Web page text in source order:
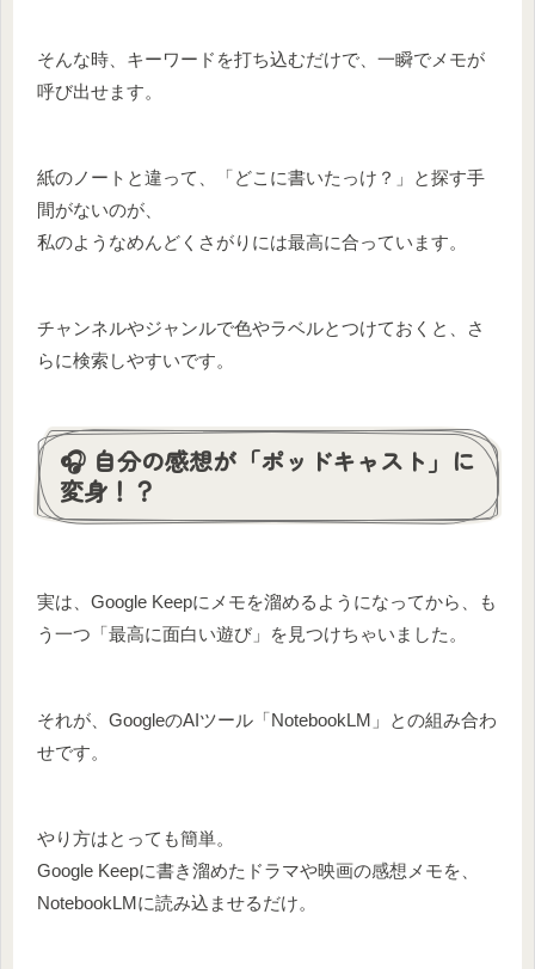
そんな時、キーワードを打ち込むだけで、一瞬でメモが
呼び出せます。
紙のノートと違って、「どこに書いたっけ？」と探す手
間がないのが、
私のようなめんどくさがりには最高に合っています。
チャンネルやジャンルで色やラベルとつけておくと、さ
らに検索しやすいです。
🎧 自分の感想が「ポッドキャスト」に
変身！？
実は、Google Keepにメモを溜めるようになってから、も
う一つ「最高に面白い遊び」を見つけちゃいました。
それが、GoogleのAIツール「NotebookLM」との組み合わ
せです。
やり方はとっても簡単。
Google Keepに書き溜めたドラマや映画の感想メモを、
NotebookLMに読み込ませるだけ。